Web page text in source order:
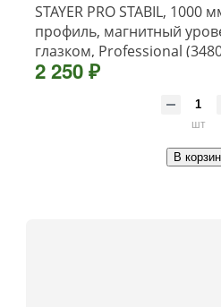
STAYER PRO STABIL, 1000
профиль, магнитный
глазком, Professional
2 250 ₽
шт
В